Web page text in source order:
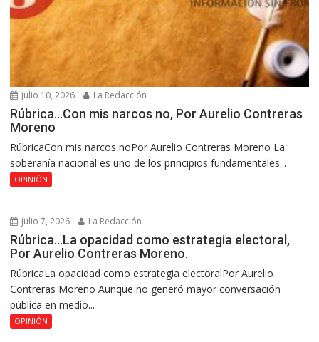
julio 10, 2026 La Redacción
Rúbrica…Con mis narcos no, Por Aurelio Contreras
Moreno
RúbricaCon mis narcos noPor Aurelio Contreras Moreno La
soberanía nacional es uno de los principios fundamentales...
OPINIÓN
julio 7, 2026 La Redacción
Rúbrica…La opacidad como estrategia electoral,
Por Aurelio Contreras Moreno.
RúbricaLa opacidad como estrategia electoralPor Aurelio
Contreras Moreno Aunque no generó mayor conversación
pública en medio...
OPINIÓN